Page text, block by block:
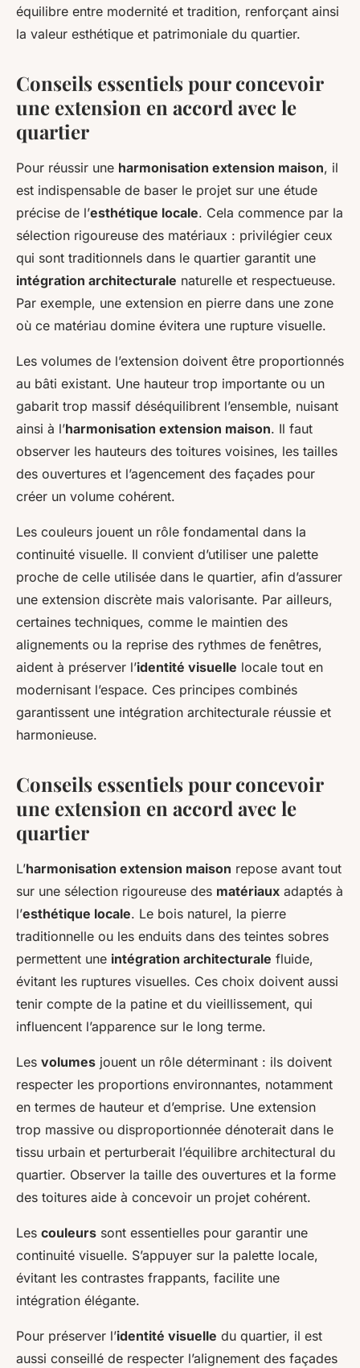
équilibre entre modernité et tradition, renforçant ainsi
la valeur esthétique et patrimoniale du quartier.
Conseils essentiels pour concevoir
une extension en accord avec le
quartier
Pour réussir une harmonisation extension maison, il
est indispensable de baser le projet sur une étude
précise de l’esthétique locale. Cela commence par la
sélection rigoureuse des matériaux : privilégier ceux
qui sont traditionnels dans le quartier garantit une
intégration architecturale naturelle et respectueuse.
Par exemple, une extension en pierre dans une zone
où ce matériau domine évitera une rupture visuelle.
Les volumes de l’extension doivent être proportionnés
au bâti existant. Une hauteur trop importante ou un
gabarit trop massif déséquilibrent l’ensemble, nuisant
ainsi à l’harmonisation extension maison. Il faut
observer les hauteurs des toitures voisines, les tailles
des ouvertures et l’agencement des façades pour
créer un volume cohérent.
Les couleurs jouent un rôle fondamental dans la
continuité visuelle. Il convient d’utiliser une palette
proche de celle utilisée dans le quartier, afin d’assurer
une extension discrète mais valorisante. Par ailleurs,
certaines techniques, comme le maintien des
alignements ou la reprise des rythmes de fenêtres,
aident à préserver l’identité visuelle locale tout en
modernisant l’espace. Ces principes combinés
garantissent une intégration architecturale réussie et
harmonieuse.
Conseils essentiels pour concevoir
une extension en accord avec le
quartier
L’harmonisation extension maison repose avant tout
sur une sélection rigoureuse des matériaux adaptés à
l’esthétique locale. Le bois naturel, la pierre
traditionnelle ou les enduits dans des teintes sobres
permettent une intégration architecturale fluide,
évitant les ruptures visuelles. Ces choix doivent aussi
tenir compte de la patine et du vieillissement, qui
influencent l’apparence sur le long terme.
Les volumes jouent un rôle déterminant : ils doivent
respecter les proportions environnantes, notamment
en termes de hauteur et d’emprise. Une extension
trop massive ou disproportionnée dénoterait dans le
tissu urbain et perturberait l’équilibre architectural du
quartier. Observer la taille des ouvertures et la forme
des toitures aide à concevoir un projet cohérent.
Les couleurs sont essentielles pour garantir une
continuité visuelle. S’appuyer sur la palette locale,
évitant les contrastes frappants, facilite une
intégration élégante.
Pour préserver l’identité visuelle du quartier, il est
aussi conseillé de respecter l’alignement des façades